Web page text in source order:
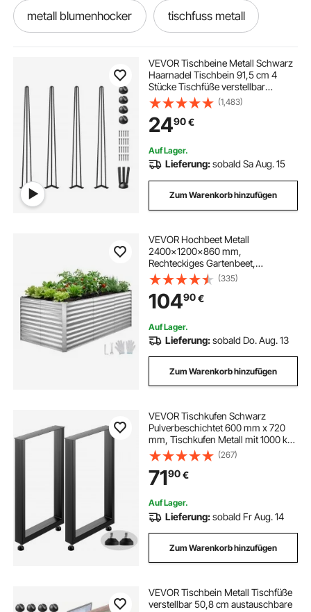
metall blumenhocker tischfuss metall
hundezaun metall metall kappsaege
metall kappsägen für metall
eckiger beistelltisch metall
rasenkant metall
VEVOR Tischbeine Metall Schwarz
Haarnadel Tischbein 91,5 cm 4
Stücke Tischfüße verstellbar
austauschbare Diy Hairpin
Tischgestelle 3 Pfosten
(1,483)
2490€
Auf Lager.
Lieferung:sobald Sa Aug. 15
Zum Warenkorb hinzufügen
VEVOR Hochbeet Metall
2400x1200x860 mm,
Rechteckiges Gartenbeet,
Pflanzkasten-Set für den
Außenbereich, Gemüsebeet mit
Handschuhen, Blumenbeet
Bodenlos, Pflanzbeet für Blumen &
Gemüse, Silber
(335)
10490€
Auf Lager.
Lieferung:sobald Do. Aug. 13
Zum Warenkorb hinzufügen
VEVOR Tischkufen Schwarz
Pulverbeschichtet 600 mm x 720
mm, Tischkufen Metall mit 1000 kg
Tragfähigkeit, Tischbeine
Quadratisch, Tischgestell mit
Vorgebohrten Löchern, für
Couchtische, Sofas
(267)
7190€
Auf Lager.
Lieferung:sobald Fr Aug. 14
Zum Warenkorb hinzufügen
VEVOR Tischbein Metall Tischfüße
verstellbar 50,8 cm austauschbare